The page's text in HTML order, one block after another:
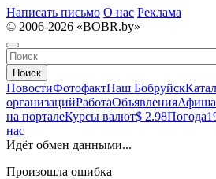
Написать письмо О нас Реклама
© 2006-2026 «BOBR.by»
Поиск
НовостиФотофактНаш Бобруйск
организацийРаботаОбъявленияАфиша
на порталеКурсы валют$ 2.98Погода
нас
Идёт обмен данными...
Произошла ошибка